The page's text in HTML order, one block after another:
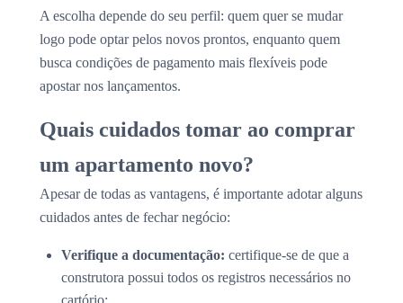
A escolha depende do seu perfil: quem quer se mudar
logo pode optar pelos novos prontos, enquanto quem
busca condições de pagamento mais flexíveis pode
apostar nos lançamentos.
Quais cuidados tomar ao comprar
um apartamento novo?
Apesar de todas as vantagens, é importante adotar alguns
cuidados antes de fechar negócio:
Verifique a documentação: certifique-se de que a
construtora possui todos os registros necessários no
cartório;